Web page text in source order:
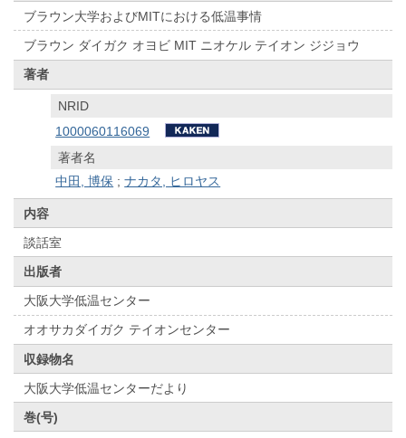
ブラウン大学およびMITにおける低温事情
ブラウン ダイガク オヨビ MIT ニオケル テイオン ジジョウ
著者
NRID
1000060116069
著者名
中田, 博保 ;ナカタ, ヒロヤス
内容
談話室
出版者
大阪大学低温センター
オオサカダイガク テイオンセンター
収録物名
大阪大学低温センターだより
巻(号)